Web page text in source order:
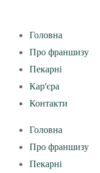
Головна
Про франшизу
Пекарні
Кар’єра
Контакти
Головна
Про франшизу
Пекарні